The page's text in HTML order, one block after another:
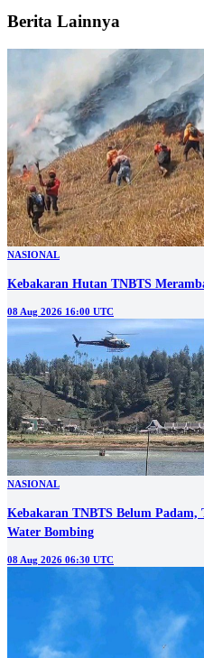
Berita Lainnya
NASIONAL
Kebakaran Hutan TNBTS
08 Aug 2026 16:00 UTC
NASIONAL
Kebakaran TNBTS Belum
Water Bombing
08 Aug 2026 06:30 UTC